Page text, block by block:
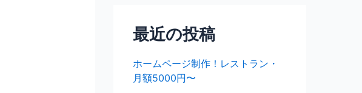
最近の投稿
ホームページ制作！レストラン・
月額5000円〜